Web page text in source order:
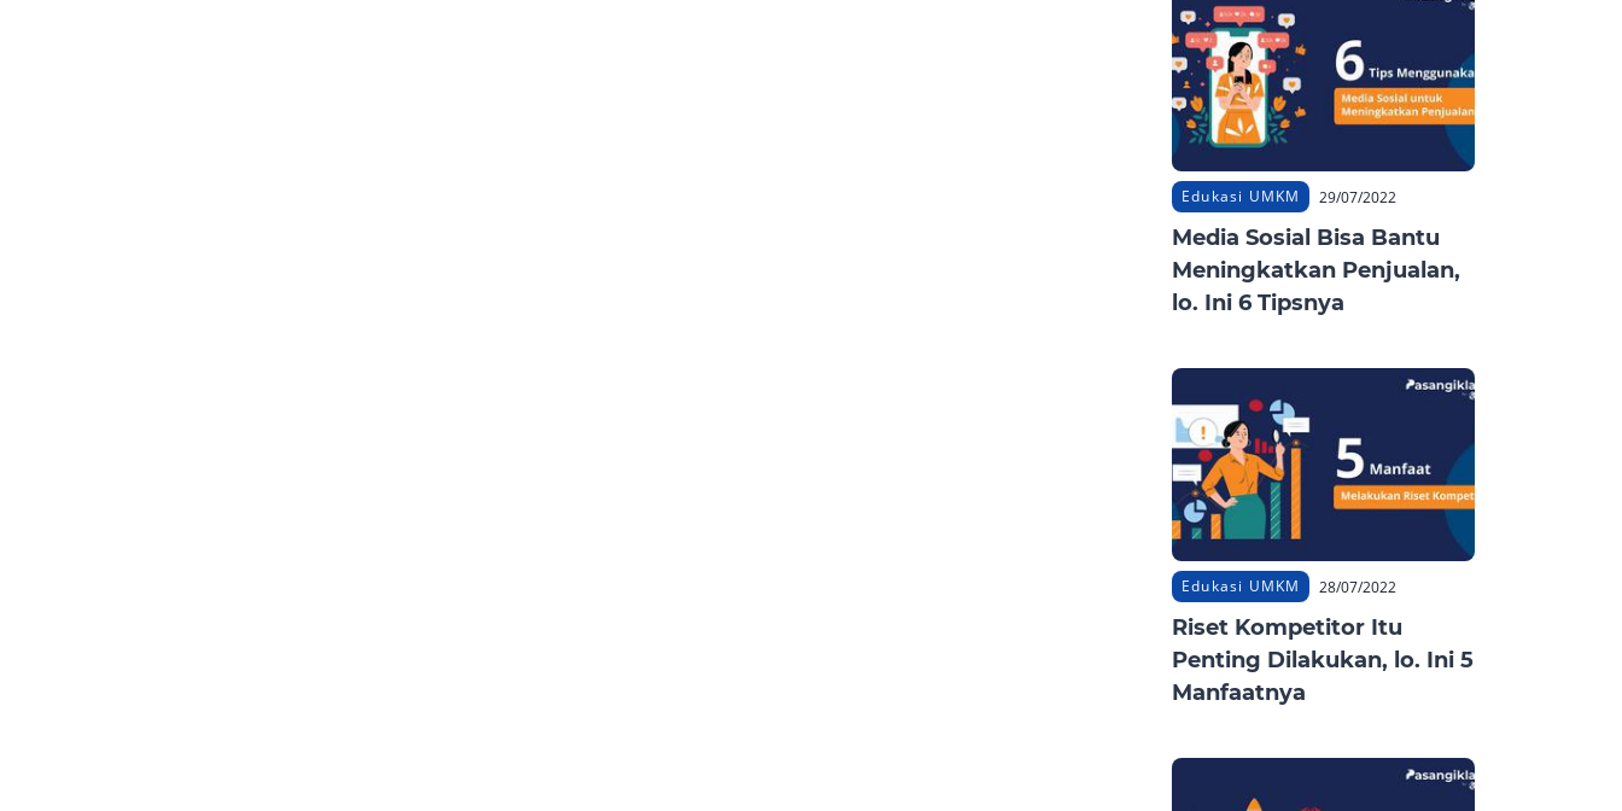
Edukasi UMKM 29/07/2022
Media Sosial Bisa Bantu
Meningkatkan Penjualan,
lo. Ini 6 Tipsnya
Edukasi UMKM 28/07/2022
Riset Kompetitor Itu
Penting Dilakukan, lo. Ini 5
Manfaatnya